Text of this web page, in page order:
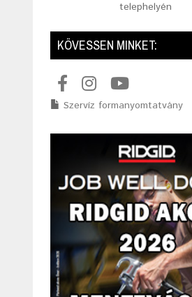
telephelyén
KÖVESSEN MINKET:
Szervíz formanyomtatvány